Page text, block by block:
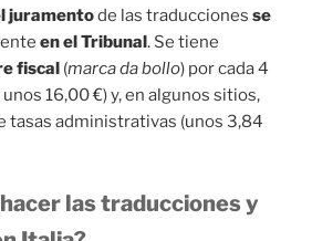
juramentode las traducciones se
en el Tribunal. Se tiene
fiscal (marca da bollo) por cada 4
16,00 €) y, en algunos sitios,
tasas administrativas (unos 3,84
las traducciones y